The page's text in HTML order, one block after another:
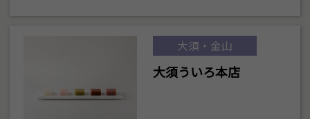
大須・金山
大須ういろ本店